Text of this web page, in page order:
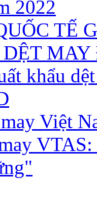
2022
TẾ
khẩu
Việt